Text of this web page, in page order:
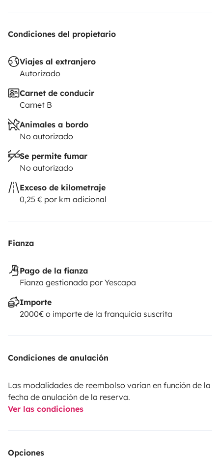
Condiciones del propietario
Viajes al extranjero
Autorizado
Carnet de conducir
Carnet B
Animales a bordo
No autorizado
Se permite fumar
No autorizado
Exceso de kilometraje
0,25 € por km adicional
Fianza
Pago de la fianza
Fianza gestionada por Yescapa
Importe
2000€ o importe de la franquicia suscrita
Condiciones de anulación
Las modalidades de reembolso varían en función de la
fecha de anulación de la reserva.
Ver las condiciones
Opciones